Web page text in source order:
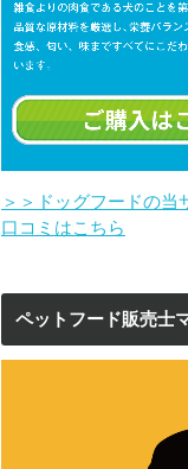
＞＞ドッグフードの当
口コミはこちら
ペットフード販売士